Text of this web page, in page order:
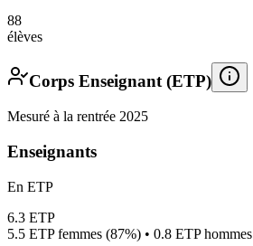
88
élèves
Corps Enseignant (ETP)
Mesuré à la rentrée 2025
Enseignants
En ETP
6.3 ETP
5.5 ETP femmes (87%) • 0.8 ETP hommes